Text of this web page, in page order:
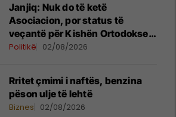
Janjiq: Nuk do të ketë
Asociacion, por status të
veçantë për Kishën Ortodokse
Serbe në Kosovë
Politikë 02/08/2026
Rritet çmimi i naftës, benzina
pëson ulje të lehtë
Biznes 02/08/2026